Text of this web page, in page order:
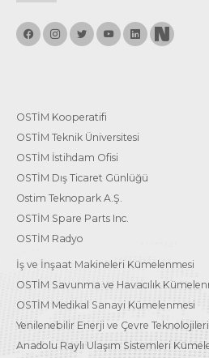
OSTİM Kooperatifi
OSTİM Teknik Üniversitesi
OSTİM İstihdam Ofisi
OSTİM Dış Ticaret Günlüğü
Ostim Teknopark A.Ş.
OSTİM Spare Parts Inc.
OSTİM Radyo
İş ve İnşaat Makineleri Kümelenmesi
OSTİM Savunma ve Havacılık
OSTİM Medikal Sanayi Kümelenmesi
Yenilenebilir Enerji ve Çevre
Anadolu Raylı Ulaşım Sistemleri